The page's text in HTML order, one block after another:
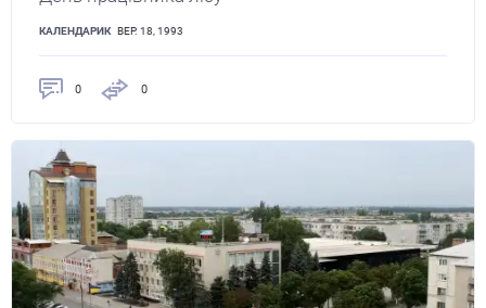
КАЛЕНДАРИК ВЕР. 18, 1993
0 0